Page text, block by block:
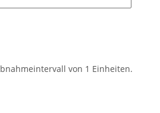
von 1 Einheiten.